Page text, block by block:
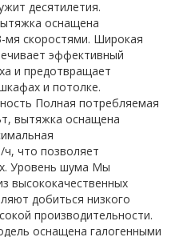
десятилетия.
оснащена
мя скоростями. Широкая
эффективный
и предотвращает
и потолке.
Полная потребляемая
вытяжка оснащена
что позволяет
Уровень шума Мы
высококачественных
добиться низкого
производительности.
оснащена галогенными